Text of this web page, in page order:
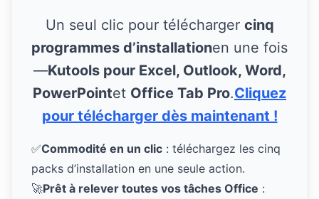
Un seul clic pour télécharger cinq
programmes d’installationen une fois
—Kutools pour Excel, Outlook, Word,
PowerPointet Office Tab Pro.Cliquez
pour télécharger dès maintenant !
✅Commodité en un clic : téléchargez les cinq
packs d’installation en une seule action.
🚀Prêt à relever toutes vos tâches Office :